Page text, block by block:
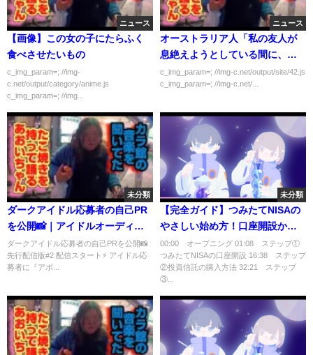
ニュース
【画像】この女の子にたらふく
食べさせたいもの
c_img_param=; //img-
c.net/output/category/anime.js
c_img_param=; //img...
ニュース
オーストラリア人「私の友人が
息絶えようとしている間に、韓
国人は誰も助けず笑ってた」
c_img_param=; //img-c.net/output/site/42.js
c_img_param=; //img-c.net/...
未分類
ダークアイドル応募者の自己PR
を公開📸｜アイドルオーディシ
ョン『 Dark Idol 』先行配信版
#2が無料配信中！ #アイドル #オ
ーディション #shorts
ダークアイドル応募者の自己PRを公開📸
先行配信版#2 配信スタート⚡️ アイドル応
募者に『アポ...
未分類
【完全ガイド】つみたてNISAの
やさしい始め方！口座開設から
投資信託の購入方法まで徹底解
説
00:00 オープニング 01:08 ステップ①
つみたてNISAの口座開設 16:38 ステップ
②投資信託の購入方法 32:21 ステップ
③...